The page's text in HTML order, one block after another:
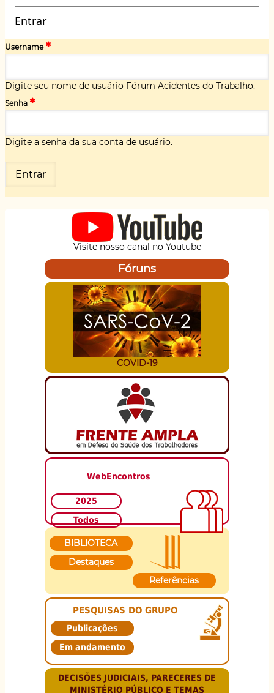
Entrar
Username
Digite seu nome de usuário Fórum Acidentes do Trabalho.
Senha
Digite a senha da sua conta de usuário.
Visite nosso canal no Youtube
Fóruns
COVID-19
WebEncontros
2025
Todos
BIBLIOTECA
Destaques
Referências
PESQUISAS DO GRUPO
Publicações
Em andamento
DECISÕES JUDICIAIS, PARECERES DE
MINISTÉRIO PÚBLICO E TEMAS